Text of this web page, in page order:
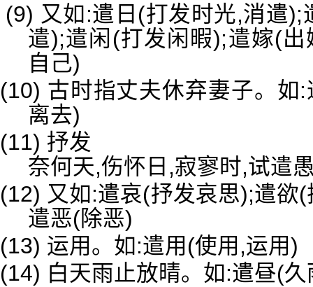
(9) 又如:遣日(打发时光,消遣
遣);遣闲(打发闲暇);遣嫁(
自己)
(10) 古时指丈夫休弃妻子。如
离去)
(11) 抒发
奈何天,伤怀日,寂寥时,试
(12) 又如:遣哀(抒发哀思);遣欲
遣恶(除恶)
(13) 运用。如:遣用(使用,运用)
(14) 白天雨止放晴。如:遣昼(